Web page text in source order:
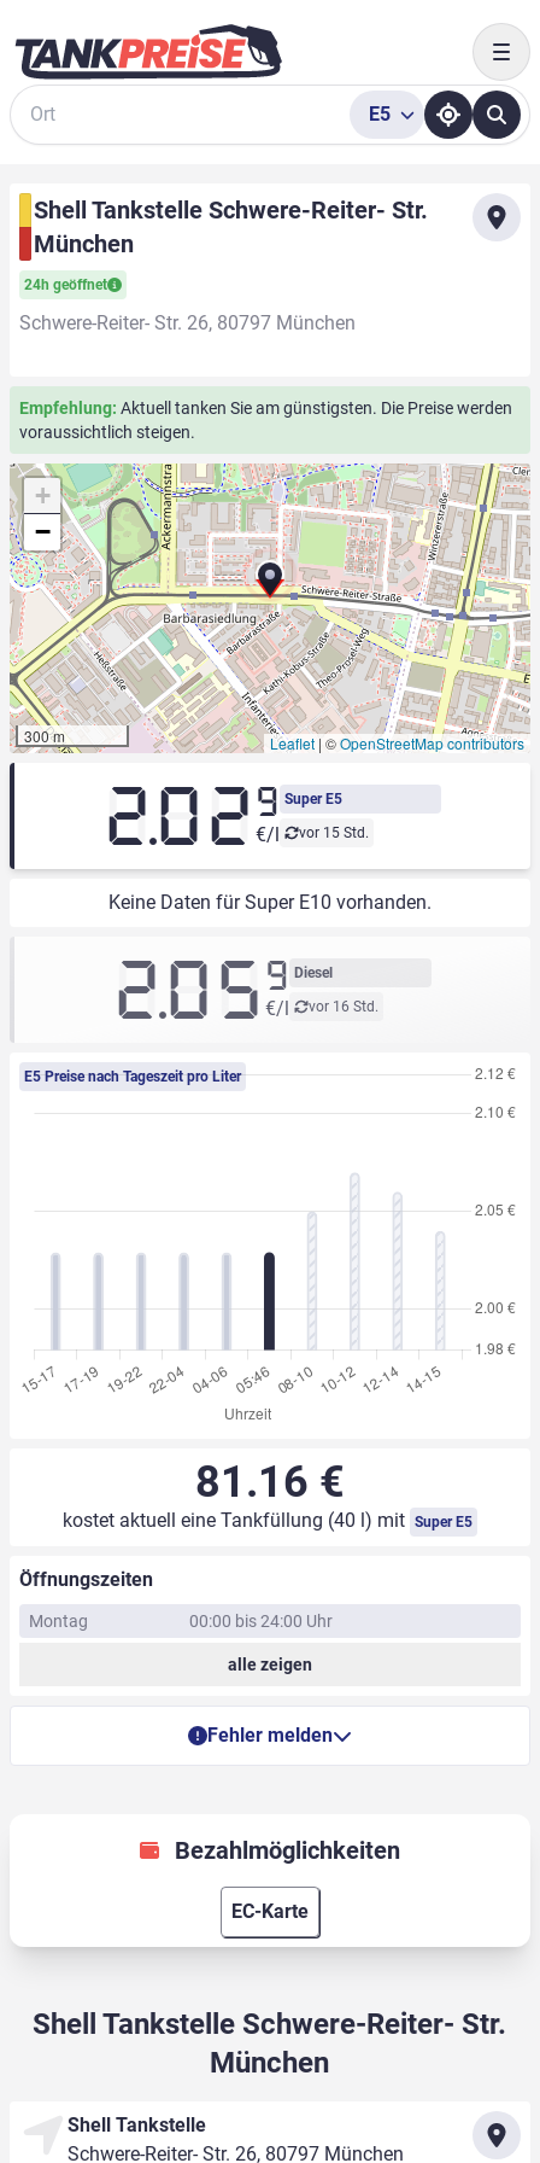
Suche
E5
Shell Tankstelle Schwere-Reiter- Str.
München
24h geöffnet
Schwere-Reiter- Str. 26, 80797 München
Empfehlung: Aktuell tanken Sie am günstigsten. Die Preise werden
voraussichtlich steigen.
+
−
300 m Leaflet | ©OpenStreetMap contributors
Super E5
vor 15 Std.
2.029
€/l
Keine Daten für Super E10 vorhanden.
Diesel
vor 16 Std.
2.059
€/l
E5 Preise nach Tageszeit pro Liter
81.16 €
kostet aktuell eine Tankfüllung (40 l) mit Super E5
Öffnungszeiten
Montag 00:00 bis 24:00 Uhr
alle zeigen
Fehler melden
Bezahlmöglichkeiten
EC-Karte
Shell Tankstelle Schwere-Reiter- Str.
München
Shell Tankstelle
Schwere-Reiter- Str. 26, 80797 München